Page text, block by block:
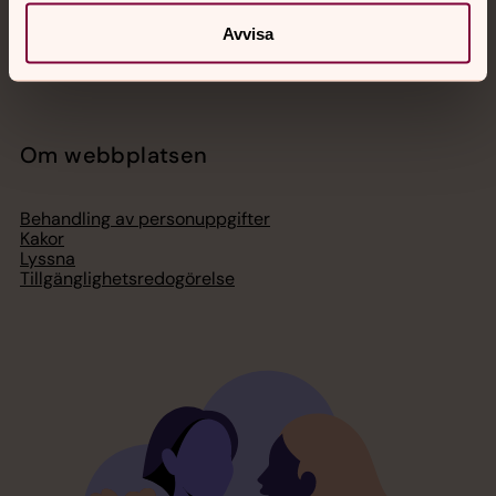
Avvisa
Act Svenska kyrkan
Svenska kyrkan i utlandet
Om webbplatsen
Behandling av personuppgifter
Kakor
Lyssna
Tillgänglighetsredogörelse